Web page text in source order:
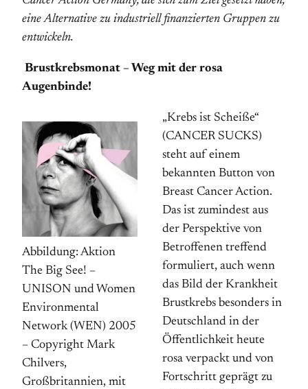
eine Alternative zu industriell finanzierten Gruppen zu
entwickeln.
Brustkrebsmonat – Weg mit der rosa
Augenbinde!
Abbildung: Aktion
The Big See! –
UNISON und Women
Environmental
Network (WEN) 2005
– Copyright Mark
Chilvers,
Großbritannien, mit
„Krebs ist Scheiße“
(CANCER SUCKS)
steht auf einem
bekannten Button von
Breast Cancer Action.
Das ist zumindest aus
der Perspektive von
Betroffenen treffend
formuliert, auch wenn
das Bild der Krankheit
Brustkrebs besonders in
Deutschland in der
Öffentlichkeit heute
rosa verpackt und von
Fort­schritt geprägt zu